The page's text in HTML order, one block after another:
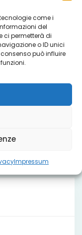
come i
del
ci permetterà di
o ID unici
può influire
Impressum